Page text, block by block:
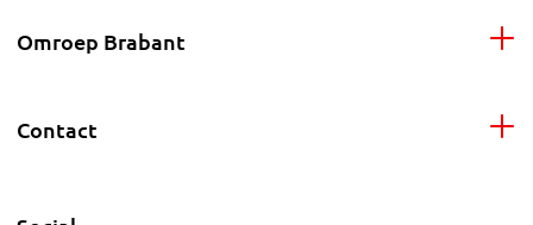
Omroep Brabant
Contact